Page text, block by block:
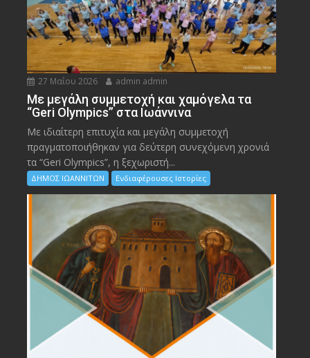
27 Μαΐου 2026 admin admin
Με μεγάλη συμμετοχή και χαμόγελα τα
“Geri Olympics” στα Ιωάννινα
Με ιδιαίτερη επιτυχία και μεγάλη συμμετοχή
πραγματοποιήθηκαν για δεύτερη συνεχόμενη χρονιά
τα “Geri Olympics”, η ξεχωριστή...
ΔΗΜΟΣ ΙΩΑΝΝΙΤΩΝ Ενδιαφέρουσες Ιστορίες